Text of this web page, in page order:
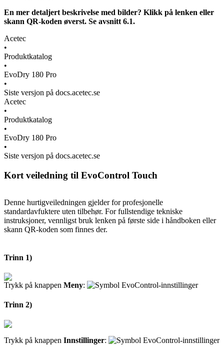
En mer detaljert beskrivelse med bilder? Klikk på lenken eller
skann QR-koden øverst. Se avsnitt 6.1.
Acetec
•
Produktkatalog
•
EvoDry 180 Pro
•
Siste versjon på docs.acetec.se
Acetec
•
Produktkatalog
•
EvoDry 180 Pro
•
Siste versjon på docs.acetec.se
Kort veiledning til EvoControl Touch
Denne hurtigveiledningen gjelder for profesjonelle
standardavfuktere uten tilbehør. For fullstendige tekniske
instruksjoner, vennligst bruk lenken på første side i håndboken eller
skann QR-koden som finnes der.
Trinn 1)
Trykk på knappen Meny:
Trinn 2)
Trykk på knappen Innstillinger: